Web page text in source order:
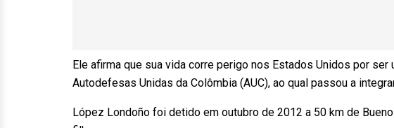
Ele afirma que sua vida corre perigo nos Estados Unidos por
Autodefesas Unidas da Colômbia (AUC), ao qual passou a
López Londoño foi detido em outubro de 2012 a 50 km de